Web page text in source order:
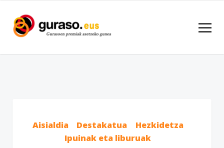
Aisialdia Destakatua
Hezkidetza
Ipuinak eta liburuak